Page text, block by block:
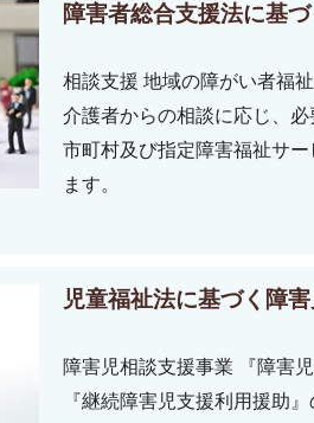
障害者総合支援法に基
相談支援 地域の障がい者福
介護者からの相談に応じ、
市町村及び指定障害福祉サ
ます。
児童福祉法に基づく障
障害児相談支援事業 『障害
『継続障害児支援利用援助